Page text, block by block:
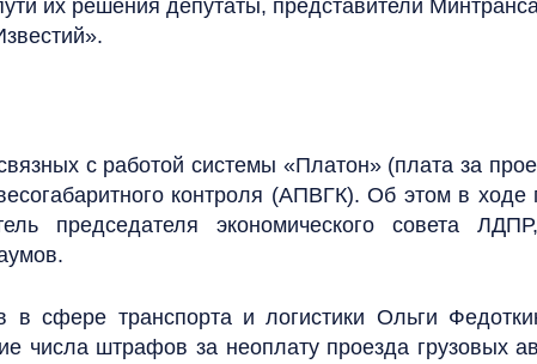
их решения депутаты, представители
с работой системы «Платон» (плата за
контроля (АПВГК). Об этом в
председателя экономического совета
в сфере транспорта и логистики Ольги
числа штрафов за неоплату проезда грузовых